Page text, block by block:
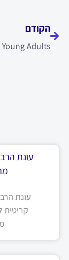
הקודם
עונת
עונת
קריטית